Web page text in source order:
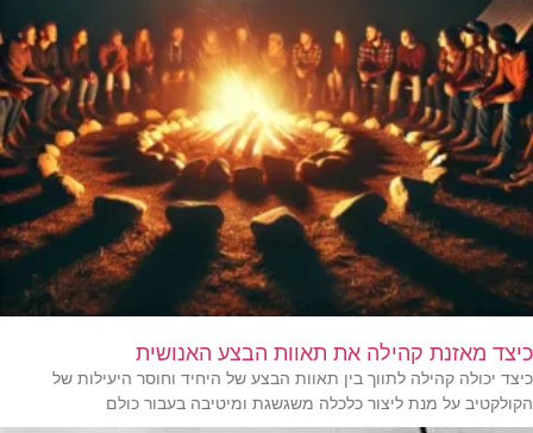
כיצד מאזנת קהילה את תאוות הבצע האנושית
כיצד יכולה קהילה לתווך בין תאוות הבצע של היחיד וחוסר היעילות של
הקולקטיב על מנת ליצור כלכלה משגשגת ומיטיבה בעבור כולם